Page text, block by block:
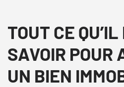
TOUT CE
SAVOIR POUR
UN BIEN